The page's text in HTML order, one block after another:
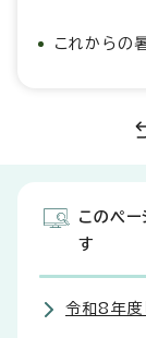
これからの
このペ
す
令和8年度